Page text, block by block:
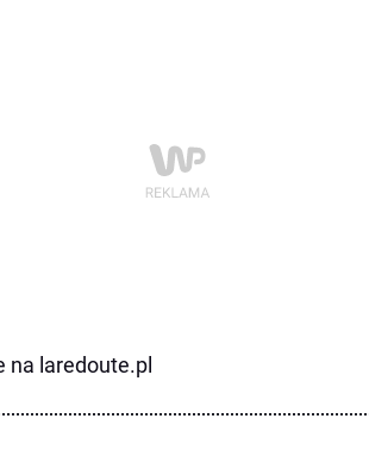
na laredoute.pl